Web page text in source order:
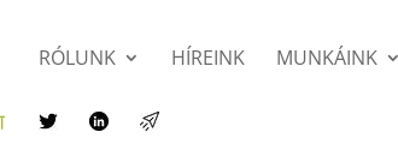
RÓLUNK HÍREINK MUNKÁINK